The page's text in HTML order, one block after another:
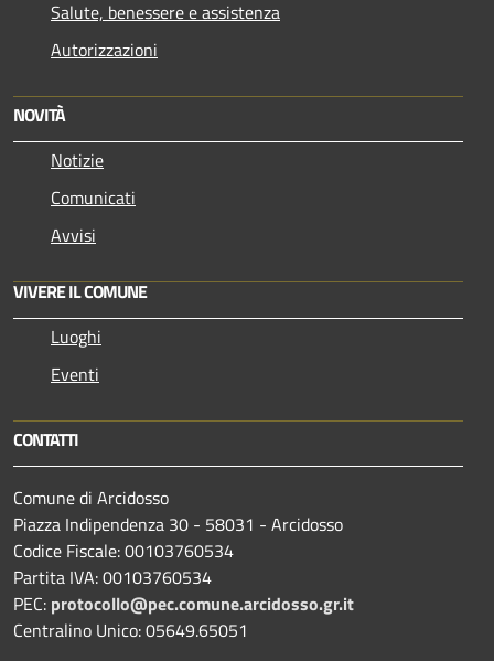
Salute, benessere e assistenza
Autorizzazioni
NOVITÀ
Notizie
Comunicati
Avvisi
VIVERE IL COMUNE
Luoghi
Eventi
CONTATTI
Comune di Arcidosso
Piazza Indipendenza 30 - 58031 - Arcidosso
Codice Fiscale: 00103760534
Partita IVA: 00103760534
PEC: protocollo@pec.comune.arcidosso.gr.it
Centralino Unico: 05649.65051